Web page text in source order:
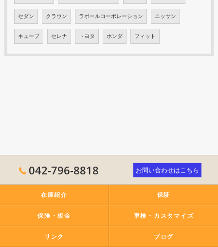
セダン クラウン ラポールコーポレーション ニッサン
キューブ セレナ トヨタ ホンダ フィット
042-796-8818 お問い合わせはこちら
在庫紹介 保証
保険・板金 車検・カスタマイズ
リンク ブログ